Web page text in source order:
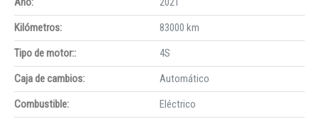
Kilómetros:
83000 km
Tipo de motor::
4S
Caja de cambios:
Automático
Combustible:
Eléctrico